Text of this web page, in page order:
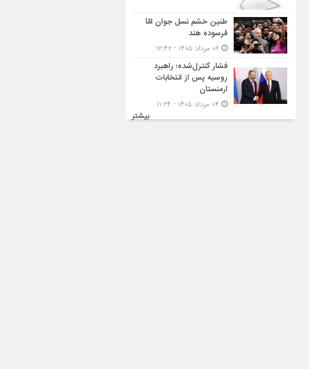
طنین خشم نسل جوان امّا
فرسوده هند
فشار کنترل‌شده؛ راهبرد
روسیه پس از انتخابات
ارمنستان
بیشتر